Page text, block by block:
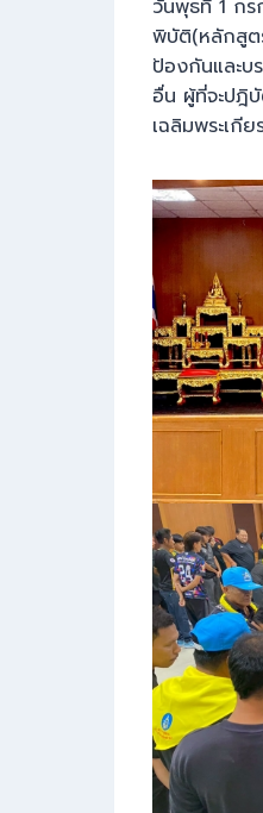
วันพุธที่ 1 ก
พิบัติ(หลักสูต
ป้องกันและบ
อื่น ผู้ที่จะปฎิ
เฉลิมพระเกี